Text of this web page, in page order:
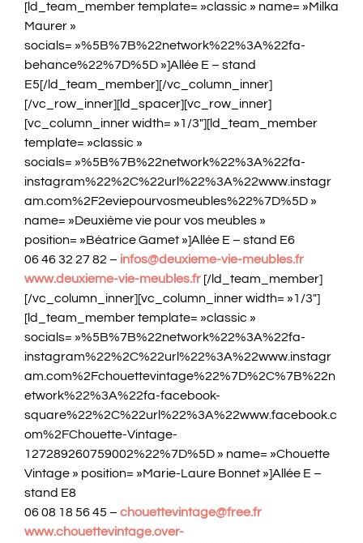
[ld_team_member template= »classic » name= »Milka
Maurer »
socials= »%5B%7B%22network%22%3A%22fa-
behance%22%7D%5D »]Allée E – stand
E5[/ld_team_member][/vc_column_inner]
[/vc_row_inner][ld_spacer][vc_row_inner]
[vc_column_inner width= »1/3″][ld_team_member
template= »classic »
socials= »%5B%7B%22network%22%3A%22fa-
instagram%22%2C%22url%22%3A%22www.instagr
am.com%2F2eviepourvosmeubles%22%7D%5D »
name= »Deuxième vie pour vos meubles »
position= »Béatrice Gamet »]Allée E – stand E6
06 46 32 27 82 – infos@deuxieme-vie-meubles.fr
www.deuxieme-vie-meubles.fr [/ld_team_member]
[/vc_column_inner][vc_column_inner width= »1/3″]
[ld_team_member template= »classic »
socials= »%5B%7B%22network%22%3A%22fa-
instagram%22%2C%22url%22%3A%22www.instagr
am.com%2Fchouettevintage%22%7D%2C%7B%22n
etwork%22%3A%22fa-facebook-
square%22%2C%22url%22%3A%22www.facebook.c
om%2FChouette-Vintage-
127289260759002%22%7D%5D » name= »Chouette
Vintage » position= »Marie-Laure Bonnet »]Allée E –
stand E8
06 08 18 56 45 – chouettevintage@free.fr
www.chouettevintage.over-